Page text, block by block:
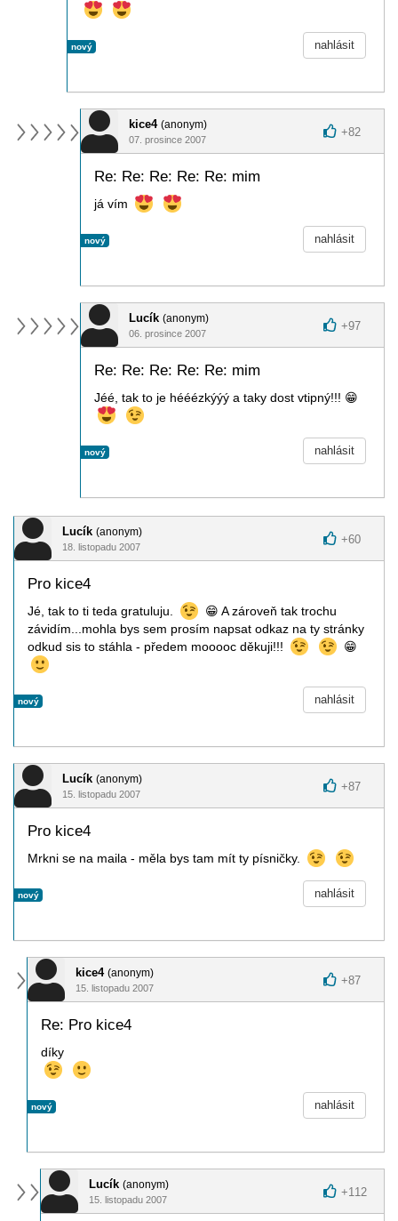
nový nahlásit
kice4 (anonym)
07. prosince 2007
+82
Re: Re: Re: Re: Re: mim
já vím
nový nahlásit
Lucík (anonym)
06. prosince 2007
+97
Re: Re: Re: Re: Re: mim
Jéé, tak to je hééézkýýý a taky dost vtipný!!! 😁
nový nahlásit
Lucík (anonym)
18. listopadu 2007
+60
Pro kice4
Jé, tak to ti teda gratuluju. 😁 A zároveň tak trochu
závidím...mohla bys sem prosím napsat odkaz na ty stránky
odkud sis to stáhla - předem mooooc děkuji!!!
😁
nový nahlásit
Lucík (anonym)
15. listopadu 2007
+87
Pro kice4
Mrkni se na maila - měla bys tam mít ty písničky.
nový nahlásit
kice4 (anonym)
15. listopadu 2007
+87
Re: Pro kice4
díky
nový nahlásit
Lucík (anonym)
15. listopadu 2007
+112